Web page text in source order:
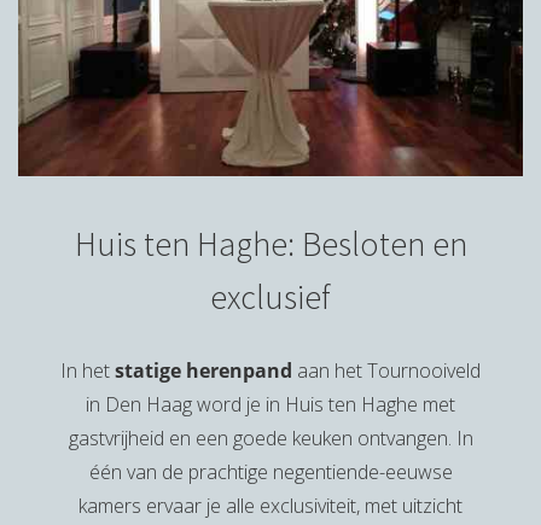
Huis ten Haghe: Besloten en
exclusief
In hetstatige herenpand aan het Tournooiveld
in Den Haag word je in Huis ten Haghe met
gastvrijheid en een goede keuken ontvangen. In
één van de prachtige negentiende-eeuwse
kamers ervaar je alle exclusiviteit, met uitzicht